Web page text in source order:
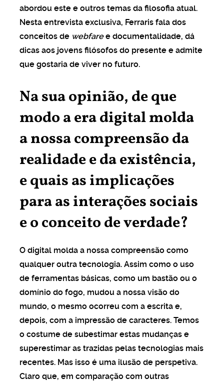
sensibilidade
nascemos com um
para conhecer (e
capital do
poupar em tudo
as fake news na
financeira
R de Rosarinho
sozinhos o
sempre pouco”
abordou este e outros temas da filosofia atual.
Nesta entrevista exclusiva, Ferraris fala dos
conceitos de webfaree documentalidade, dá
dicas aos jovens filósofos do presente e admite
que gostaria de viver no futuro.
Na sua opinião, de que
modo a era digital molda
a nossa compreensão da
realidade e da existência,
e quais as implicações
para as interações sociais
e o conceito de verdade?
O digital molda a nossa compreensão como
qualquer outra tecnologia. Assim como o uso
de ferramentas básicas, como um bastão ou o
domínio do fogo, mudou a nossa visão do
mundo, o mesmo ocorreu com a escrita e,
depois, com a impressão de caracteres. Temos
o costume de subestimar estas mudanças e
superestimar as trazidas pelas tecnologias mais
recentes. Mas isso é uma ilusão de perspetiva.
Claro que, em comparação com outras